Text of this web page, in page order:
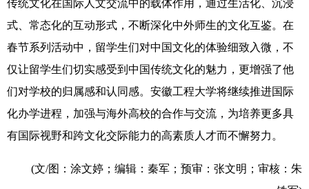
传统文化在国际人文交流中的载体作用，通过生活化、沉浸
式、常态化的互动形式，不断深化中外师生的文化互鉴。在
春节系列活动中，留学生们对中国文化的体验细致入微，不
仅让留学生们切实感受到中国传统文化的魅力，更增强了他
们对学校的归属感和认同感。安徽工程大学将继续推进国际
化办学进程，加强与海外高校的合作与交流，为培养更多具
有国际视野和跨文化交际能力的高素质人才而不懈努力。
(文/图：涂文婷；编辑：秦军；预审：张文明；审核：朱